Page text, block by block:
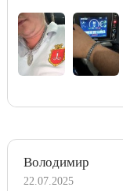
Володимир
22.07.2025